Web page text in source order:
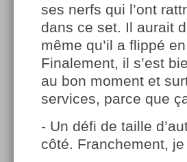
ses nerfs qui l’ont
dans ce set. Il aurait
même qu’il a flippé
Finalement, il s’est
au bon moment et
services, parce que
- Un défi de taille
côté. Franchement,